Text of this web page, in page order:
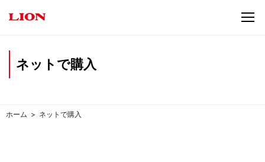
ネットで購入
ホーム ネットで購入